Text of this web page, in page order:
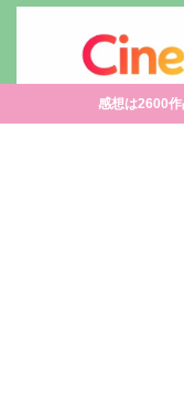
感想は2600作